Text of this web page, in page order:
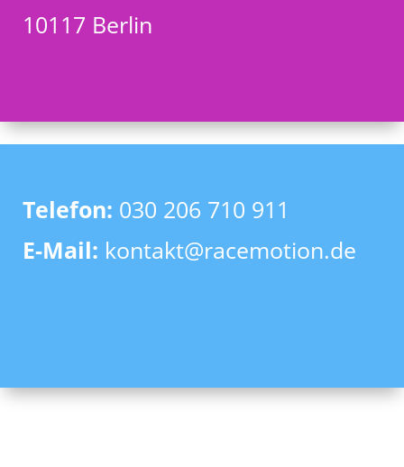
10117 Berlin
Telefon: 030 206 710 911
E-Mail: kontakt@racemotion.de